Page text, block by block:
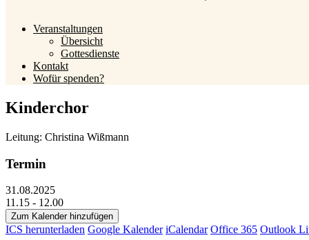
Veranstaltungen
Übersicht
Gottesdienste
Kontakt
Wofür spenden?
Kinderchor
Leitung: Christina Wißmann
Termin
31.08.2025
11.15 - 12.00
Zum Kalender hinzufügen
ICS herunterladen Google Kalender iCalendar Office 365 Outlook